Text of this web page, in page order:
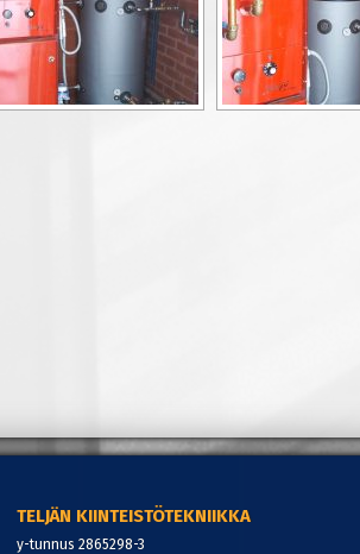
TELJÄN KIINTEISTÖTEKNIIKKA
y-tunnus 2865298-3